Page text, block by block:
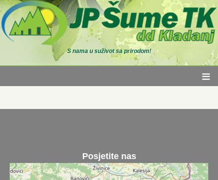
S nama u suživot sa prirodom!
≡
Posjetite nas